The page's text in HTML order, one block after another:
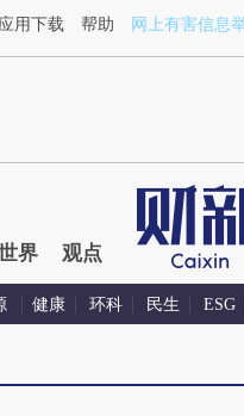
aVYTTwNl](https://
应用下载 帮助 网上有害信息
界 观点
健康 环科 民生 ESG